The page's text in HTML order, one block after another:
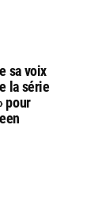
sa voix
la série
pour